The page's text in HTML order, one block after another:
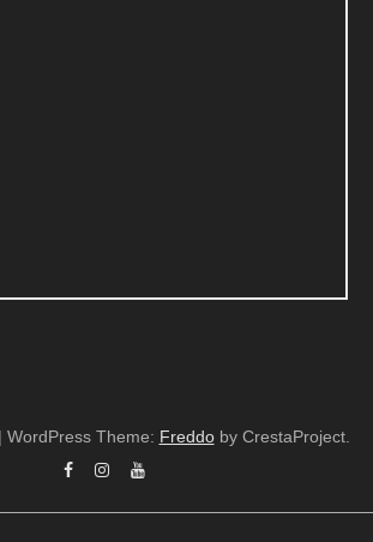
| WordPress Theme: Freddoby CrestaProject.
FacebookInstagram